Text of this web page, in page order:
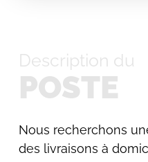
Description du
POSTE
Nous recherchons
des livraisons à